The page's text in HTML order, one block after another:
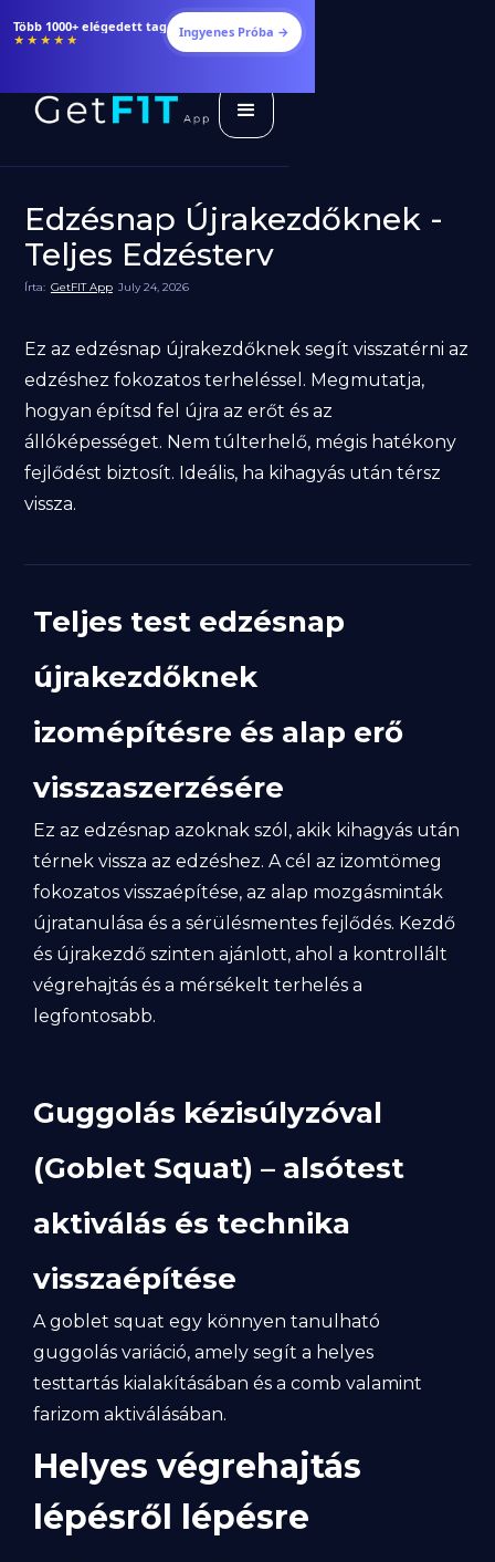
Több 1000+ elégedett tag
★★★★★ Ingyenes Próba →
Edzésnap Újrakezdőknek -
Teljes Edzésterv
Írta: GetFIT App July 24, 2026
Ez az edzésnap újrakezdőknek segít visszatérni az
edzéshez fokozatos terheléssel. Megmutatja,
hogyan építsd fel újra az erőt és az
állóképességet. Nem túlterhelő, mégis hatékony
fejlődést biztosít. Ideális, ha kihagyás után térsz
vissza.
Teljes test edzésnap
újrakezdőknek
izomépítésre és alap erő
visszaszerzésére
Ez az edzésnap azoknak szól, akik kihagyás után
térnek vissza az edzéshez. A cél az izomtömeg
fokozatos visszaépítése, az alap mozgásminták
újratanulása és a sérülésmentes fejlődés. Kezdő
és újrakezdő szinten ajánlott, ahol a kontrollált
végrehajtás és a mérsékelt terhelés a
legfontosabb.
Guggolás kézisúlyzóval
(Goblet Squat) – alsótest
aktiválás és technika
visszaépítése
A goblet squat egy könnyen tanulható
guggolás variáció, amely segít a helyes
testtartás kialakításában és a comb valamint
farizom aktiválásában.
Helyes végrehajtás
lépésről lépésre